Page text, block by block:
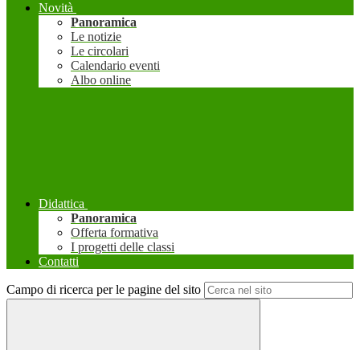
Novità
Panoramica
Le notizie
Le circolari
Calendario eventi
Albo online
Didattica
Panoramica
Offerta formativa
I progetti delle classi
Contatti
Campo di ricerca per le pagine del sito